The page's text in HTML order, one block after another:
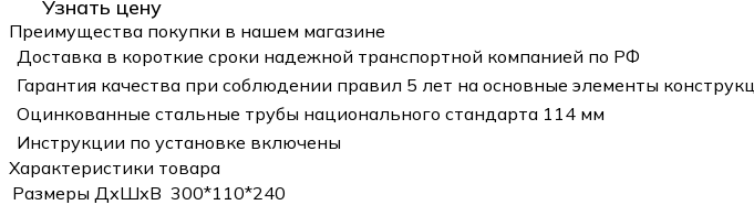
Узнать цену
Преимущества покупки в нашем магазине
Доставка в короткие сроки надежной транспортной компанией по РФ
Гарантия качества при соблюдении правил 5 лет на основные элементы
Оцинкованные стальные трубы национального стандарта 114 мм
Инструкции по установке включены
Характеристики товара
Размеры ДхШхВ 300*110*240